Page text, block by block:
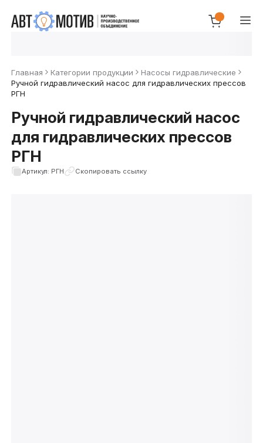
Главная Категории продукции
Насосы гидравлические
Ручной гидравлический насос для гидравлических прессов
РГН
Ручной гидравлический насос
для гидравлических прессов
РГН
Артикул: РГН Скопировать ссылку